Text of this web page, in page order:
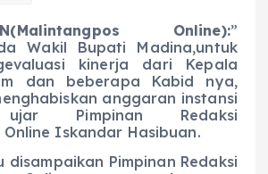
Online):”
Wakil Bupati Madina,untuk
kinerja dari Kepala
dan beberapa Kabid nya,
anggaran instansi
ujar Pimpinan Redaksi
Iskandar Hasibuan.
Pimpinan Redaksi